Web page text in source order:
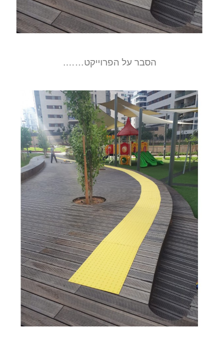
הסבר על הפרוייקט…….